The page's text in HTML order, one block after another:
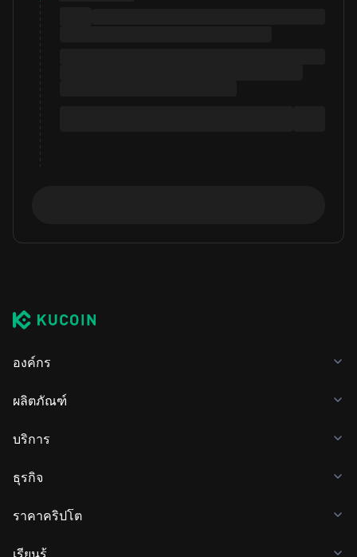
องค์กร
ผลิตภัณฑ์
บริการ
ธุรกิจ
ราคาคริปโต
เรียนรู้